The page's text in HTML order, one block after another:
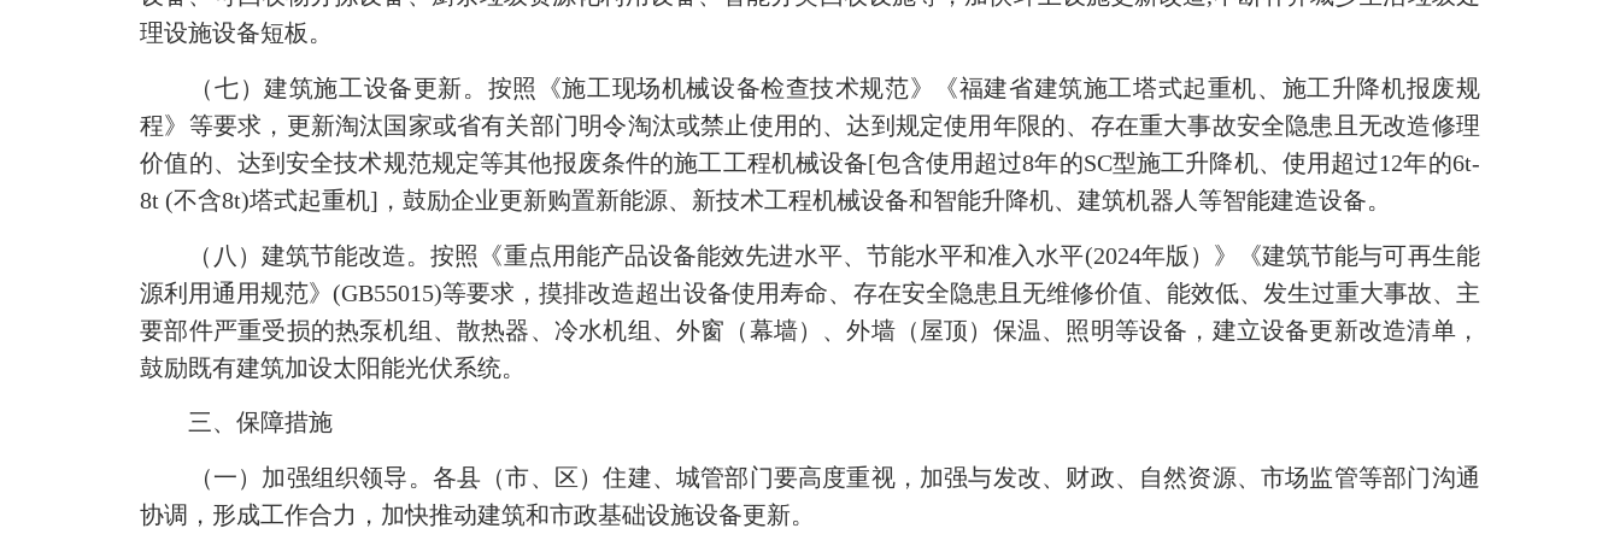
理设施设备短板。
（七）建筑施工设备更新。按照《施工现场机械设备检查技术规范》《福建省建筑施工塔式起重机、施工升降机报废规
程》等要求，更新淘汰国家或省有关部门明令淘汰或禁止使用的、达到规定使用年限的、存在重大事故安全隐患且无改造修理
价值的、达到安全技术规范规定等其他报废条件的施工工程机械设备[包含使用超过8年的SC型施工升降机、使用超过12年的6t-
8t (不含8t)塔式起重机]，鼓励企业更新购置新能源、新技术工程机械设备和智能升降机、建筑机器人等智能建造设备。
（八）建筑节能改造。按照《重点用能产品设备能效先进水平、节能水平和准入水平(2024年版）》《建筑节能与可再生能
源利用通用规范》(GB55015)等要求，摸排改造超出设备使用寿命、存在安全隐患且无维修价值、能效低、发生过重大事故、主
要部件严重受损的热泵机组、散热器、冷水机组、外窗（幕墙）、外墙（屋顶）保温、照明等设备，建立设备更新改造清单，
鼓励既有建筑加设太阳能光伏系统。
三、保障措施
（一）加强组织领导。各县（市、区）住建、城管部门要高度重视，加强与发改、财政、自然资源、市场监管等部门沟通
协调，形成工作合力，加快推动建筑和市政基础设施设备更新。